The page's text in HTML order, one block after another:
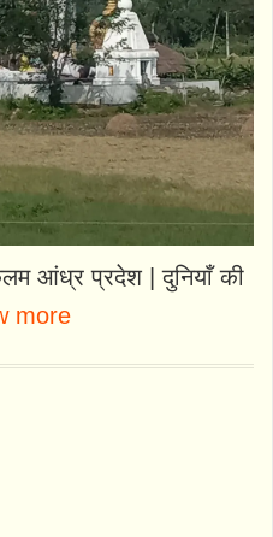
आंध्र प्रदेश | दुनियाँ की
more